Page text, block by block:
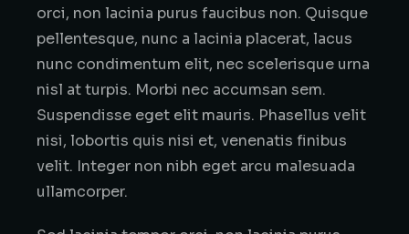
orci, non lacinia purus faucibus non. Quisque
pellentesque, nunc a lacinia placerat, lacus
nunc condimentum elit, nec scelerisque urna
nisl at turpis. Morbi nec accumsan sem.
Suspendisse eget elit mauris. Phasellus velit
nisi, lobortis quis nisi et, venenatis finibus
velit. Integer non nibh eget arcu malesuada
ullamcorper.